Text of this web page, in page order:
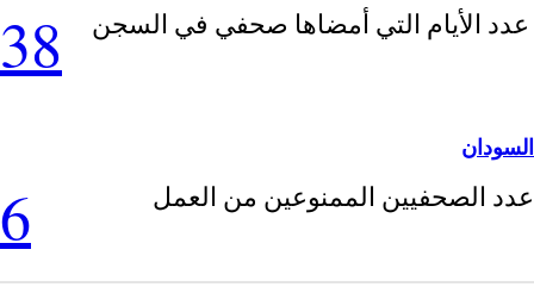
38 عدد الأيام التي أمضاها صحفي في السجن
السودان
6 عدد الصحفيين الممنوعين من العمل